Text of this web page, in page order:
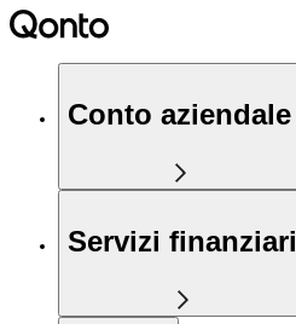
Conto aziendale
Servizi finanziari